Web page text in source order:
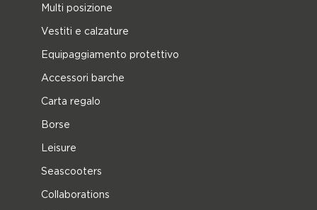
Multi posizione
Vestiti e calzature
Equipaggiamento protettivo
Accessori barche
Carta regalo
Borse
Leisure
Seascooters
Collaborations